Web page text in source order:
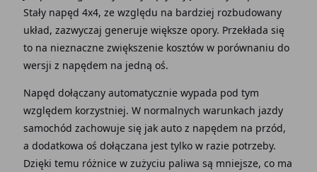
Stały napęd 4x4, ze względu na bardziej rozbudowany
układ, zazwyczaj generuje większe opory. Przekłada się
to na nieznaczne zwiększenie kosztów w porównaniu do
wersji z napędem na jedną oś.
Napęd dołączany automatyczniewypada pod tym
względem korzystniej. W normalnych warunkach jazdy
samochód zachowuje się jakauto z napędem na przód,
a dodatkowa oś dołączana jest tylko w razie potrzeby.
Dzięki temu różnice w zużyciu paliwa są mniejsze, co ma